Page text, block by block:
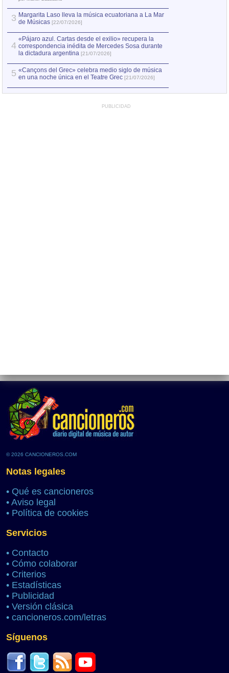
3 Margarita Laso lleva la música ecuatoriana a La Mar
de Músicas [22/07/2026]
4
«Pájaro azul. Cartas desde el exilio» recupera la
correspondencia inédita de Mercedes Sosa durante
la dictadura argentina [21/07/2026]
5 «Cançons del Grec» celebra medio siglo de música
en una noche única en el Teatre Grec [21/07/2026]
PUBLICIDAD
© 2026 CANCIONEROS.COM
Notas legales
• Qué es cancioneros
• Aviso legal
• Política de cookies
Servicios
• Contacto
• Cómo colaborar
• Criterios
• Estadísticas
• Publicidad
• Versión clásica
• cancioneros.com/letras
Síguenos